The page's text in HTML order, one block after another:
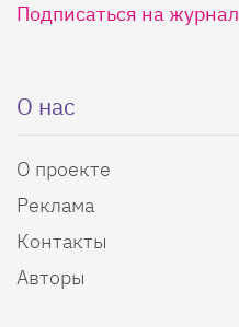
Подписаться на журнал
О нас
О проекте
Реклама
Контакты
Авторы